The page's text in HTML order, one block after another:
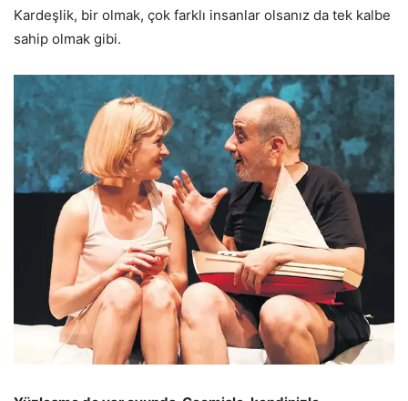
Kardeşlik, bir olmak, çok farklı insanlar olsanız da tek kalbe
sahip olmak gibi.